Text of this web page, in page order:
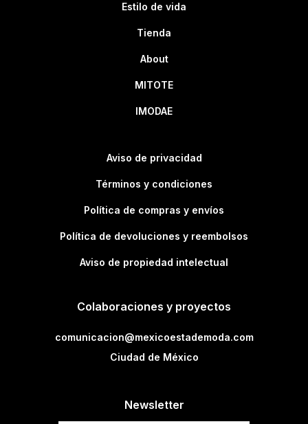
Estilo de vida
Tienda
About
MITOTE
IMODAE
Aviso de privacidad
Términos y condiciones
Política de compras y envíos
Política de devoluciones y reembolsos
Aviso de propiedad intelectual
Colaboraciones y proyectos
comunicacion@mexicoestademoda.com
Ciudad de México
Newsletter